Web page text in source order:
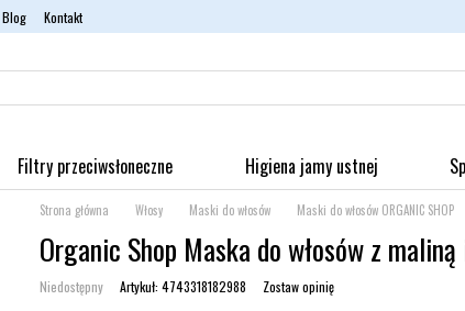
Blog Kontakt
Filtry przeciwsłoneczne Higiena jamy ustnej
Strona główna Włosy Maski do włosów Maski do włosów ORGANIC SHOP
Organic Shop Maska do włosów z
Niedostępny Artykuł: 4743318182988 Zostaw opinię